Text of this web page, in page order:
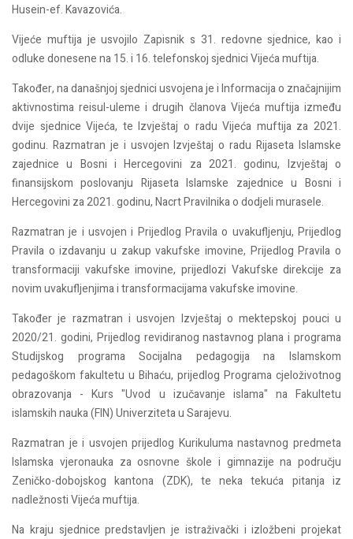
Husein-ef. Kavazovića.
Vijeće muftija je usvojilo Zapisnik s 31. redovne sjednice, kao i
odluke donesene na 15. i 16. telefonskoj sjednici Vijeća muftija.
Također, na današnjoj sjednici usvojena je i Informacija o značajnijim
aktivnostima reisul-uleme i drugih članova Vijeća muftija između
dvije sjednice Vijeća, te Izvještaj o radu Vijeća muftija za 2021.
godinu. Razmatran je i usvojen Izvještaj o radu Rijaseta Islamske
zajednice u Bosni i Hercegovini za 2021. godinu, Izvještaj o
finansijskom poslovanju Rijaseta Islamske zajednice u Bosni i
Hercegovini za 2021. godinu, Nacrt Pravilnika o dodjeli murasele.
Razmatran je i usvojen i Prijedlog Pravila o uvakufljenju, Prijedlog
Pravila o izdavanju u zakup vakufske imovine, Prijedlog Pravila o
transformaciji vakufske imovine, prijedlozi Vakufske direkcije za
novim uvakufljenjima i transformacijama vakufske imovine.
Također je razmatran i usvojen Izvještaj o mektepskoj pouci u
2020/21. godini, Prijedlog revidiranog nastavnog plana i programa
Studijskog programa Socijalna pedagogija na Islamskom
pedagoškom fakultetu u Bihaću, prijedlog Programa cjeloživotnog
obrazovanja - Kurs "Uvod u izučavanje islama" na Fakultetu
islamskih nauka (FIN) Univerziteta u Sarajevu.
Razmatran je i usvojen prijedlog Kurikuluma nastavnog predmeta
Islamska vjeronauka za osnovne škole i gimnazije na području
Zeničko-dobojskog kantona (ZDK), te neka tekuća pitanja iz
nadležnosti Vijeća muftija.
Na kraju sjednice predstavljen je istraživački i izložbeni projekat